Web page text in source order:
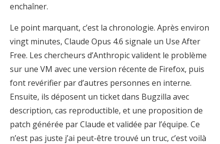
enchaîner.
Le point marquant, c’est la chronologie. Après environ
vingt minutes, Claude Opus 4.6 signale un Use After
Free. Les chercheurs d’Anthropic valident le problème
sur une VM avec une version récente de Firefox, puis
font revérifier par d’autres personnes en interne.
Ensuite, ils déposent un ticket dans Bugzilla avec
description, cas reproductible, et une proposition de
patch générée par Claude et validée par l’équipe. Ce
n’est pas juste j’ai peut-être trouvé un truc, c’est voilà